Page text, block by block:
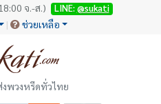
จ.-ส.) LINE: @sukati
ช่วยเหลือ
พวงหรีดทั่วไทย